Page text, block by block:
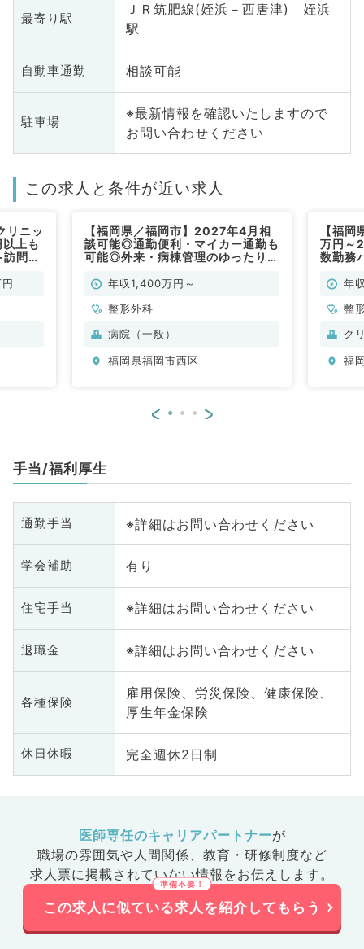
最寄り駅
ＪＲ筑肥線(姪浜－西唐津) 姪浜
駅
自動車通勤 相談可能
駐車場
※最新情報を確認いたしますので
お問い合わせください
この求人と条件が近い求人
リニッ
上も
問リ
【福岡県／福岡市】2027年4月相
談可能◎通勤便利・マイカー通勤も
可能◎外来・病棟管理のゆったり勤
1,000万円～1,400万円（整形外科
年収1,400万円～
整形外科
病院（一般）
福岡県福岡市西区
【福
万円～
数勤務
勤）年
整
ク
福
< >
手当/福利厚生
通勤手当 ※詳細はお問い合わせください
学会補助 有り
住宅手当 ※詳細はお問い合わせください
退職金 ※詳細はお問い合わせください
各種保険
雇用保険、労災保険、健康保険、
厚生年金保険
休日休暇 完全週休2日制
医師専任のキャリアパートナーが
職場の雰囲気や人間関係、 教育・研修制度など
求人票に掲載されていない情報をお伝えします。
この求人に似ている求人を紹介してもらう